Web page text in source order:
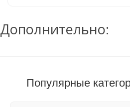
Дополнительно:
Популярные